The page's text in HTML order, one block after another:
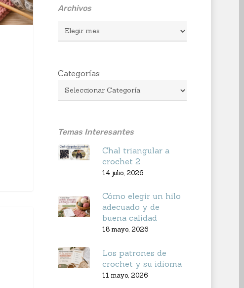
Archivos
Archivos
Categorías
Temas Interesantes
Chal triangular a
crochet 2
14 julio, 2026
Cómo elegir un hilo
adecuado y de
buena calidad
18 mayo, 2026
Los patrones de
crochet y su idioma
11 mayo, 2026